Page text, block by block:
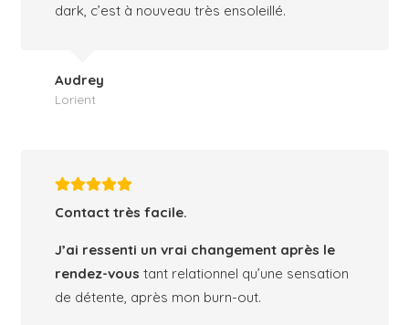
dark, c’est à nouveau très ensoleillé.
Audrey
Lorient
Contact très facile.
J’ai ressenti un vrai changement après le
rendez-vous tant relationnel qu’une sensation
de détente, après mon burn-out.